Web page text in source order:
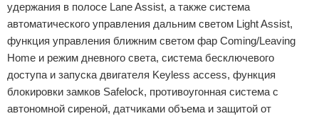
удержания в полосе Lane Assist, а также система
автоматического управления дальним светом Light Assist,
функция управления ближним светом фар Coming/Leaving
Home и режим дневного света, система бесключевого
доступа и запуска двигателя Keyless access, функция
блокировки замков Safelock, противоугонная система с
автономной сиреной, датчиками объема и защитой от